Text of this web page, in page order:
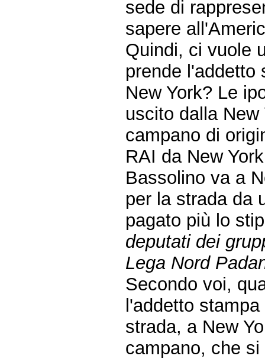
sede di
sapere
Quindi, ci vuole
prende l'addetto
New York? Le
uscito dalla
campano di
RAI da New
Bassolino va a
per la strada da
pagato più lo
deputati dei
Lega Nord
Secondo voi,
l'addetto
strada, a New
campano, che